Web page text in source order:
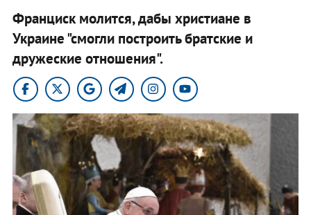
Франциск молится, дабы христиане в
Украине "смогли построить братские и
дружеские отношения".